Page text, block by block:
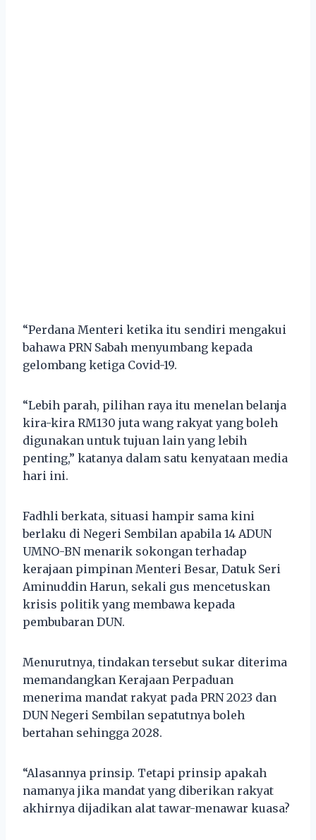
“Perdana Menteri ketika itu sendiri mengakui
bahawa PRN Sabah menyumbang kepada
gelombang ketiga Covid-19.
“Lebih parah, pilihan raya itu menelan belanja
kira-kira RM130 juta wang rakyat yang boleh
digunakan untuk tujuan lain yang lebih
penting,” katanya dalam satu kenyataan media
hari ini.
Fadhli berkata, situasi hampir sama kini
berlaku di Negeri Sembilan apabila 14 ADUN
UMNO-BN menarik sokongan terhadap
kerajaan pimpinan Menteri Besar, Datuk Seri
Aminuddin Harun, sekali gus mencetuskan
krisis politik yang membawa kepada
pembubaran DUN.
Menurutnya, tindakan tersebut sukar diterima
memandangkan Kerajaan Perpaduan
menerima mandat rakyat pada PRN 2023 dan
DUN Negeri Sembilan sepatutnya boleh
bertahan sehingga 2028.
“Alasannya prinsip. Tetapi prinsip apakah
namanya jika mandat yang diberikan rakyat
akhirnya dijadikan alat tawar-menawar kuasa?